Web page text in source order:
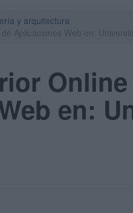
y arquitectura
en: